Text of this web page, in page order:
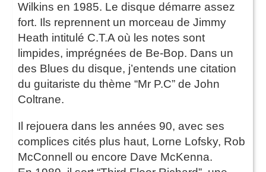
Wilkins en 1985. Le disque démarre assez
fort. Ils reprennent un morceau de Jimmy
Heath intitulé C.T.A où les notes sont
limpides, imprégnées de Be-Bop. Dans un
des Blues du disque, j’entends une citation
du guitariste du thème “Mr P.C” de John
Coltrane.
Il rejouera dans les années 90, avec ses
complices cités plus haut, Lorne Lofsky, Rob
McConnell ou encore Dave McKenna.